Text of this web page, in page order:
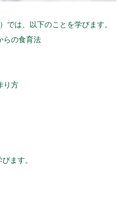
では、以下のことを学びます。
らの食育法
り方
ます。